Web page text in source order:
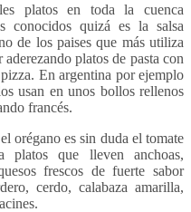
platos en toda la cuenca
conocidos quizá es la salsa
de los paises que más utiliza
platos de pasta con
En argentina por ejemplo
usan en unos bollos rellenos
francés.
orégano es sin duda el tomate
platos que lleven anchoas,
frescos de fuerte sabor
cerdo, calabaza amarilla,